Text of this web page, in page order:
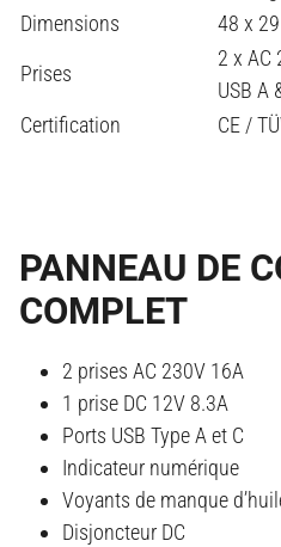
Dimensions
48 x
Prises
2 x AC
USB A
Certification
CE /
PANNEAU DE
COMPLET
2 prises AC 230V 16A
1 prise DC 12V 8.3A
Ports USB Type A et C
Indicateur numérique
Voyants de manque
Disjoncteur DC